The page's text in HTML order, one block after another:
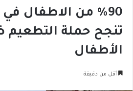
90% من الاطفال
تنجح حملة
الأطفال
أقل من دقيقة